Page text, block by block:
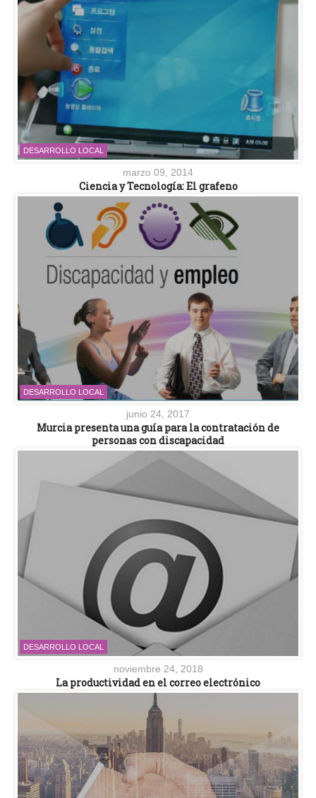
DESARROLLO LOCAL
marzo 09, 2014
Ciencia y Tecnología: El grafeno
DESARROLLO LOCAL
junio 24, 2017
Murcia presenta una guía para la contratación de
personas con discapacidad
DESARROLLO LOCAL
noviembre 24, 2018
La productividad en el correo electrónico